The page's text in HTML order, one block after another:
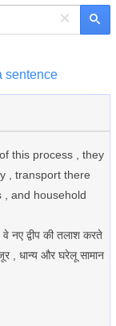
×
sentence
this process , they
, transport there
, and household
नए द्वीप की तलाश करते
, धान्य और घरेलू सामान